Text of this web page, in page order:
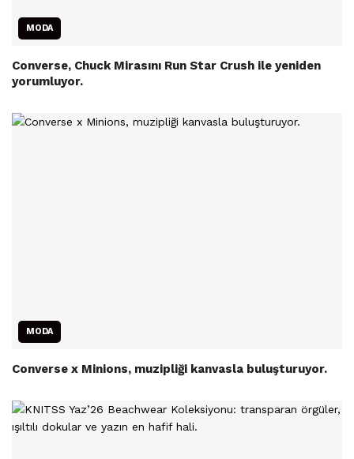
MODA
Converse, Chuck Mirasını Run Star Crush ile yeniden
yorumluyor.
MODA
Converse x Minions, muzipliği kanvasla buluşturuyor.